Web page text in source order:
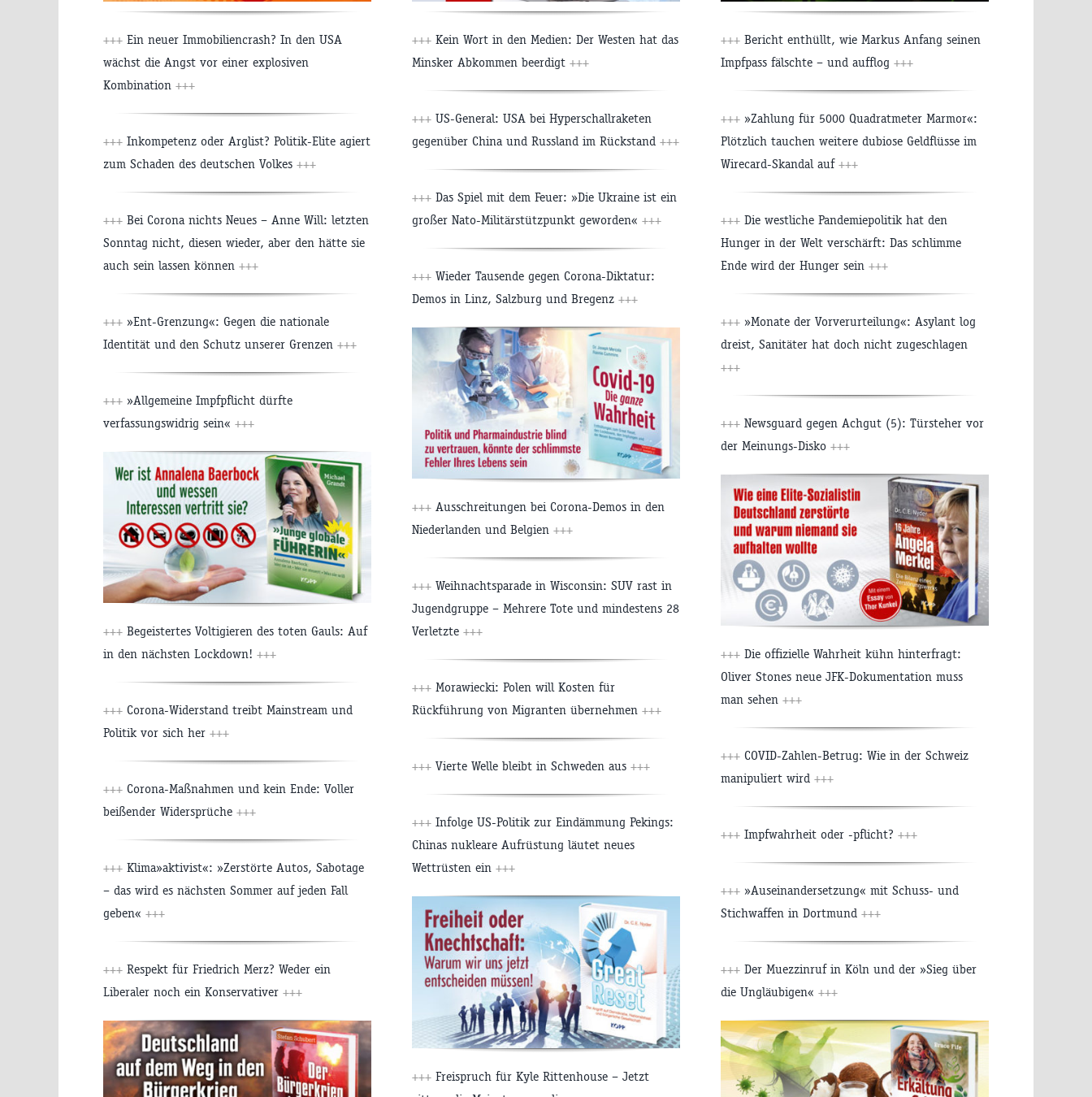
+++ Ein neuer Immobiliencrash? In den USA
wächst die Angst vor einer explosiven
Kombination +++
+++ Inkompetenz oder Arglist? Politik-Elite agiert
zum Schaden des deutschen Volkes +++
+++ Bei Corona nichts Neues – Anne Will: letzten
Sonntag nicht, diesen wieder, aber den hätte sie
auch sein lassen können +++
+++ »Ent-Grenzung«: Gegen die nationale
Identität und den Schutz unserer Grenzen +++
+++ »Allgemeine Impfpflicht dürfte
verfassungswidrig sein« +++
+++ Begeistertes Voltigieren des toten Gauls: Auf
in den nächsten Lockdown! +++
+++ Corona-Widerstand treibt Mainstream und
Politik vor sich her +++
+++ Corona-Maßnahmen und kein Ende: Voller
beißender Widersprüche +++
+++ Klima»aktivist«: »Zerstörte Autos, Sabotage
– das wird es nächsten Sommer auf jeden Fall
geben« +++
+++ Respekt für Friedrich Merz? Weder ein
Liberaler noch ein Konservativer +++
+++ Kein Wort in den Medien: Der Westen hat das
Minsker Abkommen beerdigt +++
+++ US-General: USA bei Hyperschallraketen
gegenüber China und Russland im Rückstand +++
+++ Das Spiel mit dem Feuer: »Die Ukraine ist ein
großer Nato-Militärstützpunkt geworden« +++
+++ Wieder Tausende gegen Corona-Diktatur:
Demos in Linz, Salzburg und Bregenz +++
+++ Ausschreitungen bei Corona-Demos in den
Niederlanden und Belgien +++
+++ Weihnachtsparade in Wisconsin: SUV rast in
Jugendgruppe – Mehrere Tote und mindestens 28
Verletzte +++
+++ Morawiecki: Polen will Kosten für
Rückführung von Migranten übernehmen +++
+++ Vierte Welle bleibt in Schweden aus +++
+++ Infolge US-Politik zur Eindämmung Pekings:
Chinas nukleare Aufrüstung läutet neues
Wettrüsten ein +++
+++ Freispruch für Kyle Rittenhouse – Jetzt
+++ Bericht enthüllt, wie Markus Anfang seinen
Impfpass fälschte – und aufflog +++
+++ »Zahlung für 5000 Quadratmeter Marmor«:
Plötzlich tauchen weitere dubiose Geldflüsse im
Wirecard-Skandal auf +++
+++ Die westliche Pandemiepolitik hat den
Hunger in der Welt verschärft: Das schlimme
Ende wird der Hunger sein +++
+++ »Monate der Vorverurteilung«: Asylant log
dreist, Sanitäter hat doch nicht zugeschlagen
+++
+++ Newsguard gegen Achgut (5): Türsteher vor
der Meinungs-Disko +++
+++ Die offizielle Wahrheit kühn hinterfragt:
Oliver Stones neue JFK-Dokumentation muss
man sehen +++
+++ COVID-Zahlen-Betrug: Wie in der Schweiz
manipuliert wird +++
+++ Impfwahrheit oder -pflicht? +++
+++ »Auseinandersetzung« mit Schuss- und
Stichwaffen in Dortmund +++
+++ Der Muezzinruf in Köln und der »Sieg über
die Ungläubigen« +++